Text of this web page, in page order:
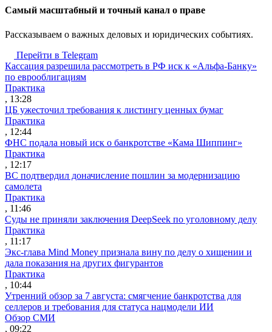
Cамый масштабный и точный канал о праве
Рассказываем о важных деловых и юридических событиях.
Перейти в Telegram
Кассация разрешила рассмотреть в РФ иск к «Альфа-Банку»
по еврооблигациям
Практика
, 13:28
ЦБ ужесточил требования к листингу ценных бумаг
Практика
, 12:44
ФНС подала новый иск о банкротстве «Кама Шиппинг»
Практика
, 12:17
ВС подтвердил доначисление пошлин за модернизацию
самолета
Практика
, 11:46
Суды не приняли заключения DeepSeek по уголовному делу
Практика
, 11:17
Экс-глава Mind Money признала вину по делу о хищении и
дала показания на других фигурантов
Практика
, 10:44
Утренний обзор за 7 августа: смягчение банкротства для
селлеров и требования для статуса нацмодели ИИ
Обзор СМИ
, 09:22